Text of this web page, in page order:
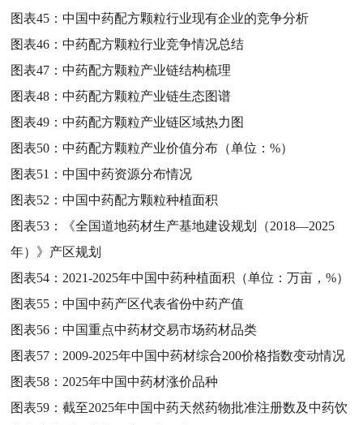
图表45：中国中药配方颗粒行业现有企业的竞争分析
图表46：中药配方颗粒行业竞争情况总结
图表47：中药配方颗粒产业链结构梳理
图表48：中药配方颗粒产业链生态图谱
图表49：中药配方颗粒产业链区域热力图
图表50：中药配方颗粒产业价值分布（单位：%）
图表51：中国中药资源分布情况
图表52：中国中药配方颗粒种植面积
图表53：
《全国道地药材生产基地建设规划（2018—2025
年）》产区规划
图表54： 2021-2025年中国中药种植面积（单位：万亩，%）
图表55：中国中药产区代表省份中药产值
图表56：中国重点中药材交易市场药材品类
图表57： 2009-2025年中国中药材综合200价格指数变动情况
图表58： 2025年中国中药材涨价品种
图表59：截至2025年中国中药天然药物批准注册数及中药饮